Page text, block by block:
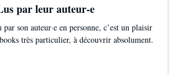
par leur auteur-e
son auteur·e en personne, c’est un plaisir
très particulier, à découvrir absolument.